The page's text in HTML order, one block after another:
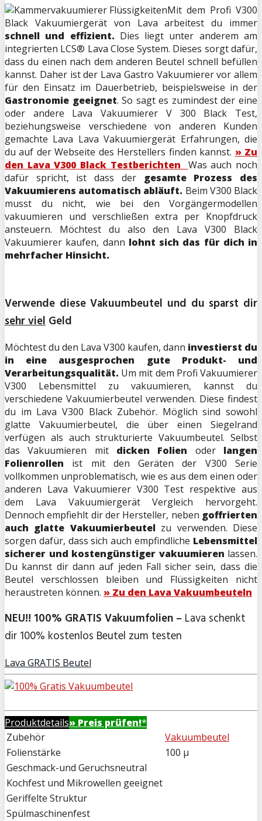
Mit dem Profi V300
Black Vakuumiergerät von Lava arbeitest du immer
schnell und effizient. Dies liegt unter anderem am
integrierten LCS® Lava Close System. Dieses sorgt dafür,
dass du einen nach dem anderen Beutel schnell befüllen
kannst. Daher ist der Lava Gastro Vakuumierer vor allem
für den Einsatz im Dauerbetrieb, beispielsweise in der
Gastronomie geeignet. So sagt es zumindest der eine
oder andere Lava Vakuumierer V 300 Black Test,
beziehungsweise verschiedene von anderen Kunden
gemachte Lava Lava Vakuumiergerät Erfahrungen, die
du auf der Webseite des Herstellers finden kannst. » Zu
den Lava V300 Black Testberichten Was auch noch
dafür spricht, ist dass der
gesamte Prozess des
Vakuumierens automatisch abläuft. Beim V300 Black
musst du nicht, wie bei den Vorgängermodellen
vakuumieren und verschließen extra per Knopfdruck
ansteuern. Möchtest du also den Lava V300 Black
Vakuumierer kaufen, dann lohnt sich das für dich in
mehrfacher Hinsicht.
Verwende diese Vakuumbeutel und du sparst dir
sehr viel Geld
Möchtest du den Lava V300 kaufen, dann investierst du
in eine ausgesprochen gute Produkt- und
Verarbeitungsqualität. Um mit dem Profi Vakuumierer
V300 Lebensmittel zu vakuumieren, kannst du
verschiedene Vakuumierbeutel verwenden. Diese findest
du im Lava V300 Black Zubehör. Möglich sind sowohl
glatte Vakuumierbeutel, die über einen Siegelrand
verfügen als auch strukturierte Vakuumbeutel. Selbst
das Vakuumieren mit dicken Folien oder langen
Folienrollen ist mit den Geräten der V300 Serie
vollkommen unproblematisch, wie es aus dem einen oder
anderen Lava Vakuumierer V300 Test respektive aus
dem Lava Vakuumiergerät Vergleich hervorgeht.
Dennoch empfiehlt dir der Hersteller, neben goffrierten
auch glatte Vakuumierbeutelzu verwenden. Diese
sorgen dafür, dass sich auch empfindliche Lebensmittel
sicherer und kostengünstiger vakuumieren lassen.
Du kannst dir dann auf jeden Fall sicher sein, dass die
Beutel verschlossen bleiben und Flüssigkeiten nicht
heraustreten können. » Zu den Lava Vakuumbeuteln
NEU!! 100% GRATIS Vakuumfolien – Lava schenkt
dir 100% kostenlos Beutel zum testen
Lava GRATIS Beutel
Produktdetails» Preis prüfen!*
Zubehör
Vakuumbeutel
Folienstärke
100 µ
Geschmack-und Geruchsneutral
Kochfest und Mikrowellen geeignet
Geriffelte Struktur
Spülmaschinenfest